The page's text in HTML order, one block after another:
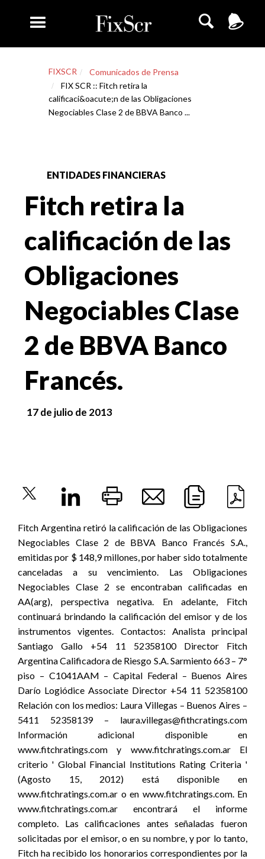
FIXSCR
Comunicados de Prensa
FIX SCR :: Fitch retira la
calificaci&oacute;n de las Obligaciones
Negociables Clase 2 de BBVA Banco ...
ENTIDADES FINANCIERAS
Fitch retira la
calificación de las
Obligaciones
Negociables Clase
2 de BBVA Banco
Francés.
17 de julio de 2013
Fitch Argentina retiró la calificación de las Obligaciones
Negociables Clase 2 de BBVA Banco Francés S.A.,
emitidas por $ 148,9 millones, por haber sido totalmente
canceladas a su vencimiento. Las Obligaciones
Negociables Clase 2 se encontraban calificadas en
AA(arg), perspectiva negativa. En adelante, Fitch
continuará brindando la calificación del emisor y de los
instrumentos vigentes. Contactos: Analista principal
Santiago Gallo +54 11 52358100 Director Fitch
Argentina Calificadora de Riesgo S.A. Sarmiento 663 – 7°
piso – C1041AAM – Capital Federal – Buenos Aires
Darío Logiódice Associate Director +54 11 52358100
Relación con los medios: Laura Villegas – Buenos Aires –
5411 52358139 – laura.villegas@fithcratings.com
Información adicional disponible en
www.fitchratings.com y www.fitchratings.com.ar El
criterio ' Global Financial Institutions Rating Criteria '
(Agosto 15, 2012) está disponible en
www.fitchratings.com.ar o en www.fitchratings.com. En
www.fitchratings.com.ar encontrará el informe
completo. Las calificaciones antes señaladas fueron
solicitadas por el emisor, o en su nombre, y por lo tanto,
Fitch ha recibido los honorarios correspondientes por la